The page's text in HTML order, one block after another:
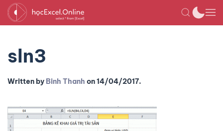
sln3
Written by Binh Thanh on14/04/2017.